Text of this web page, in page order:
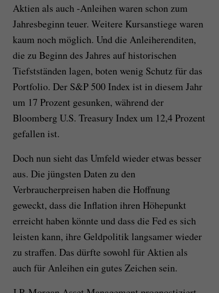
Aktien als auch -Anleihen waren schon zum
Jahresbeginn teuer. Weitere Kursanstiege waren
kaum noch möglich. Und die Anleiherenditen,
die zu Beginn des Jahres auf historischen
Tiefstständen lagen, boten wenig Schutz für das
Portfolio. Der S&P 500 Index ist in diesem Jahr
um 17 Prozent gesunken, während der
Bloomberg U.S. Treasury Index um 12,4 Prozent
gefallen ist.
Doch nun sieht das Umfeld wieder etwas besser
aus. Die jüngsten Daten zu den
Verbraucherpreisen haben die Hoffnung
geweckt, dass die Inflation ihren Höhepunkt
erreicht haben könnte und dass die Fed es sich
leisten kann, ihre Geldpolitik langsamer wieder
zu straffen. Das dürfte sowohl für Aktien als
auch für Anleihen ein gutes Zeichen sein.